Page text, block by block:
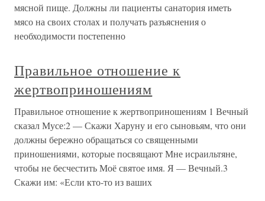
мясной пище. Должны ли пациенты санатория иметь
мясо на своих столах и получать разъяснения о
необходимости постепенно
Правильное отношение к
жертвоприношениям
Правильное отношение к жертвоприношениям 1 Вечный
сказал Мусе:2 — Скажи Харуну и его сыновьям, что они
должны бережно обращаться со священными
приношениями, которые посвящают Мне исраильтяне,
чтобы не бесчестить Моё святое имя. Я — Вечный.3
Скажи им: «Если кто-то из ваших